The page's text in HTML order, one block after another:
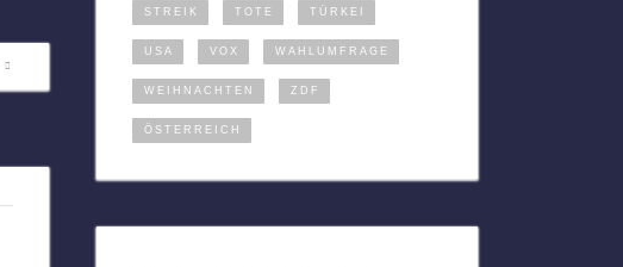
STREIK TOTE TÜRKEI
USA VOX WAHLUMFRAGE
WEIHNACHTEN ZDF
ÖSTERREICH